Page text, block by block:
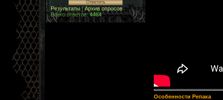
Результаты|Архив опросов
Всего ответов:4464
Особенности Репака